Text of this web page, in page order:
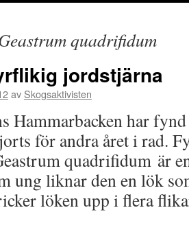
quadrifidum
jordstjärna
av Skogsaktivisten
Hammarbacken har
för andra året i rad.
quadrifidum är
ung liknar den en lök
löken upp i flera